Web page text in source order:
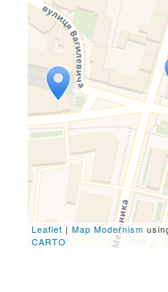
Travelers'
If you
page is
leafletJS
Leaflet | Map Modernism
CARTO